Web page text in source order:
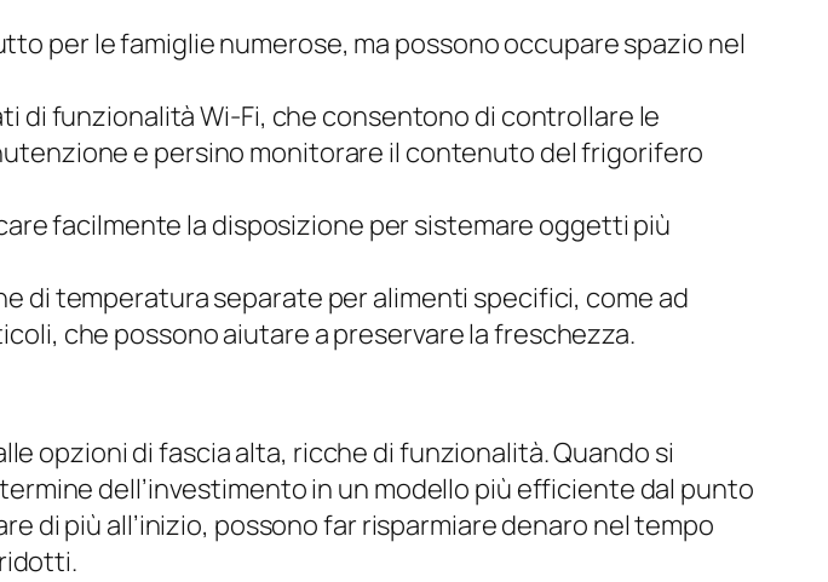
per le famiglie numerose, ma possono occupare spazio nel
di funzionalità Wi-Fi, che consentono di controllare le
e persino monitorare il contenuto del frigorifero
facilmente la disposizione per sistemare oggetti più
di temperatura separate per alimenti specifici, come ad
che possono aiutare a preservare la freschezza.
opzioni di fascia alta, ricche di funzionalità. Quando si
dell’investimento in un modello più efficiente dal punto
di più all’inizio, possono far risparmiare denaro nel tempo